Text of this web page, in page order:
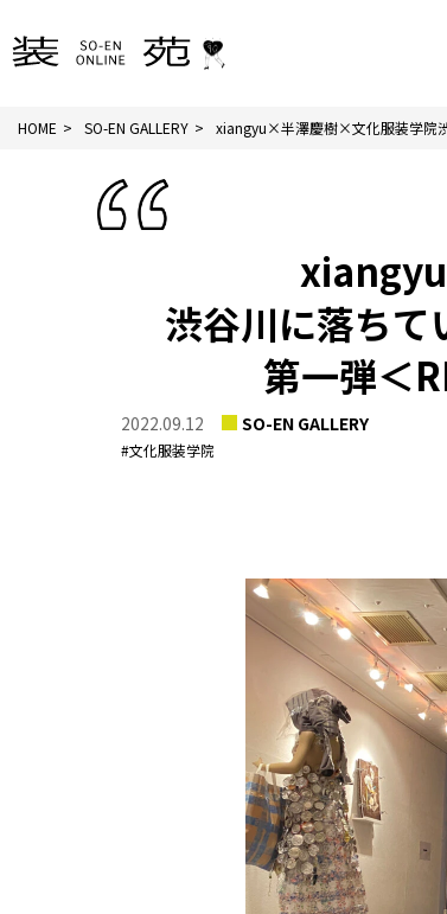
HOME SO-EN GALLERY xiangyu×半澤慶樹×文化服装学院
渋谷川に落ちて
第一弾＜
2022.09.12 SO-EN GALLERY
#文化服装学院